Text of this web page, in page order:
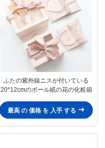
ふたの紫外線ニスが付いている
20*12cmのボール紙の花の化粧箱
最高 の 価格 を 入手 する